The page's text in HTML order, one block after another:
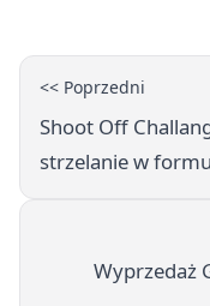
<< Poprzedni
Shoot Off
strzelanie w
Wyprzedaż